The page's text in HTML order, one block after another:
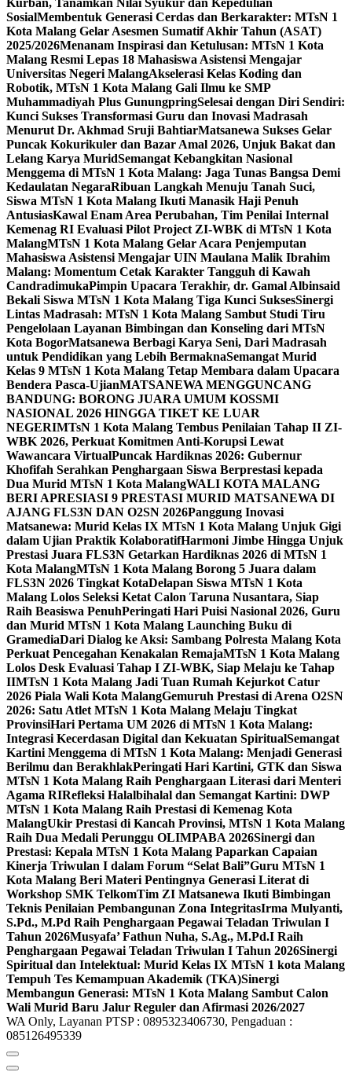
Kurban, Tanamkan Nilai Syukur dan Kepedulian
SosialMembentuk Generasi Cerdas dan Berkarakter: MTsN 1
Kota Malang Gelar Asesmen Sumatif Akhir Tahun (ASAT)
2025/2026Menanam Inspirasi dan Ketulusan: MTsN 1 Kota
Malang Resmi Lepas 18 Mahasiswa Asistensi Mengajar
Universitas Negeri MalangAkselerasi Kelas Koding dan
Robotik, MTsN 1 Kota Malang Gali Ilmu ke SMP
Muhammadiyah Plus GunungpringSelesai dengan Diri Sendiri:
Kunci Sukses Transformasi Guru dan Inovasi Madrasah
Menurut Dr. Akhmad Sruji BahtiarMatsanewa Sukses Gelar
Puncak Kokurikuler dan Bazar Amal 2026, Unjuk Bakat dan
Lelang Karya MuridSemangat Kebangkitan Nasional
Menggema di MTsN 1 Kota Malang: Jaga Tunas Bangsa Demi
Kedaulatan NegaraRibuan Langkah Menuju Tanah Suci,
Siswa MTsN 1 Kota Malang Ikuti Manasik Haji Penuh
AntusiasKawal Enam Area Perubahan, Tim Penilai Internal
Kemenag RI Evaluasi Pilot Project ZI-WBK di MTsN 1 Kota
MalangMTsN 1 Kota Malang Gelar Acara Penjemputan
Mahasiswa Asistensi Mengajar UIN Maulana Malik Ibrahim
Malang: Momentum Cetak Karakter Tangguh di Kawah
CandradimukaPimpin Upacara Terakhir, dr. Gamal Albinsaid
Bekali Siswa MTsN 1 Kota Malang Tiga Kunci SuksesSinergi
Lintas Madrasah: MTsN 1 Kota Malang Sambut Studi Tiru
Pengelolaan Layanan Bimbingan dan Konseling dari MTsN
Kota BogorMatsanewa Berbagi Karya Seni, Dari Madrasah
untuk Pendidikan yang Lebih BermaknaSemangat Murid
Kelas 9 MTsN 1 Kota Malang Tetap Membara dalam Upacara
Bendera Pasca-UjianMATSANEWA MENGGUNCANG
BANDUNG: BORONG JUARA UMUM KOSSMI
NASIONAL 2026 HINGGA TIKET KE LUAR
NEGERIMTsN 1 Kota Malang Tembus Penilaian Tahap II ZI-
WBK 2026, Perkuat Komitmen Anti-Korupsi Lewat
Wawancara VirtualPuncak Hardiknas 2026: Gubernur
Khofifah Serahkan Penghargaan Siswa Berprestasi kepada
Dua Murid MTsN 1 Kota MalangWALI KOTA MALANG
BERI APRESIASI 9 PRESTASI MURID MATSANEWA DI
AJANG FLS3N DAN O2SN 2026Panggung Inovasi
Matsanewa: Murid Kelas IX MTsN 1 Kota Malang Unjuk Gigi
dalam Ujian Praktik KolaboratifHarmoni Jimbe Hingga Unjuk
Prestasi Juara FLS3N Getarkan Hardiknas 2026 di MTsN 1
Kota MalangMTsN 1 Kota Malang Borong 5 Juara dalam
FLS3N 2026 Tingkat KotaDelapan Siswa MTsN 1 Kota
Malang Lolos Seleksi Ketat Calon Taruna Nusantara, Siap
Raih Beasiswa PenuhPeringati Hari Puisi Nasional 2026, Guru
dan Murid MTsN 1 Kota Malang Launching Buku di
GramediaDari Dialog ke Aksi: Sambang Polresta Malang Kota
Perkuat Pencegahan Kenakalan RemajaMTsN 1 Kota Malang
Lolos Desk Evaluasi Tahap I ZI-WBK, Siap Melaju ke Tahap
IIMTsN 1 Kota Malang Jadi Tuan Rumah Kejurkot Catur
2026 Piala Wali Kota MalangGemuruh Prestasi di Arena O2SN
2026: Satu Atlet MTsN 1 Kota Malang Melaju Tingkat
ProvinsiHari Pertama UM 2026 di MTsN 1 Kota Malang:
Integrasi Kecerdasan Digital dan Kekuatan SpiritualSemangat
Kartini Menggema di MTsN 1 Kota Malang: Menjadi Generasi
Berilmu dan BerakhlakPeringati Hari Kartini, GTK dan Siswa
MTsN 1 Kota Malang Raih Penghargaan Literasi dari Menteri
Agama RIRefleksi Halalbihalal dan Semangat Kartini: DWP
MTsN 1 Kota Malang Raih Prestasi di Kemenag Kota
MalangUkir Prestasi di Kancah Provinsi, MTsN 1 Kota Malang
Raih Dua Medali Perunggu OLIMPABA 2026Sinergi dan
Prestasi: Kepala MTsN 1 Kota Malang Paparkan Capaian
Kinerja Triwulan I dalam Forum “Selat Bali”Guru MTsN 1
Kota Malang Beri Materi Pentingnya Generasi Literat di
Workshop SMK TelkomTim ZI Matsanewa Ikuti Bimbingan
Teknis Penilaian Pembangunan Zona IntegritasIrma Mulyanti,
S.Pd., M.Pd Raih Penghargaan Pegawai Teladan Triwulan I
Tahun 2026Musyafa’ Fathun Nuha, S.Ag., M.Pd.I Raih
Penghargaan Pegawai Teladan Triwulan I Tahun 2026Sinergi
Spiritual dan Intelektual: Murid Kelas IX MTsN 1 kota Malang
Tempuh Tes Kemampuan Akademik (TKA)Sinergi
Membangun Generasi: MTsN 1 Kota Malang Sambut Calon
Wali Murid Baru Jalur Reguler dan Afirmasi 2026/2027
WA Only, Layanan PTSP : 0895323406730, Pengaduan :
085126495339